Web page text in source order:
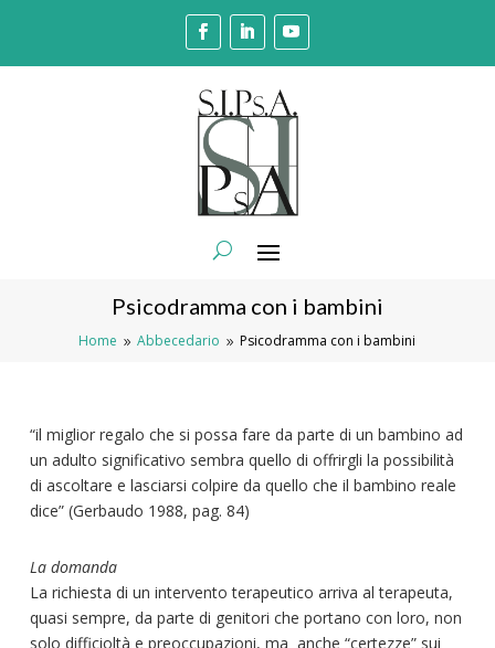
Psicodramma con i bambini
Home 9 Abbecedario 9 Psicodramma con i bambini
“il miglior regalo che si possa fare da parte di un bambino ad
un adulto significativo sembra quello di offrirgli la possibilità
di ascoltare e lasciarsi colpire da quello che il bambino reale
dice” (Gerbaudo 1988, pag. 84)
La domanda
La richiesta di un intervento terapeutico arriva al terapeuta,
quasi sempre, da parte di genitori che portano con loro, non
solo difficioltà e preoccupazioni, ma anche “certezze” sui